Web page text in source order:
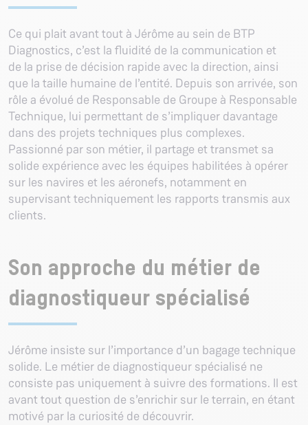
Ce qui plait avant tout à Jérôme au sein de BTP
Diagnostics, c’est la fluidité de la communication et
de la prise de décision rapide avec la direction, ainsi
que la taille humaine de l’entité. Depuis son arrivée, son
rôle a évolué de Responsable de Groupe à Responsable
Technique, lui permettant de s’impliquer davantage
dans des projets techniques plus complexes.
Passionné par son métier, il partage et transmet sa
solide expérience avec les équipes habilitées à opérer
sur les navires et les aéronefs, notamment en
supervisant techniquement les rapports transmis aux
clients.
Son approche du métier de
diagnostiqueur spécialisé
Jérôme insiste sur l’importance d’un bagage technique
solide. Le métier de diagnostiqueur spécialisé ne
consiste pas uniquement à suivre des formations. Il est
avant tout question de s’enrichir sur le terrain, en étant
motivé par la curiosité de découvrir.